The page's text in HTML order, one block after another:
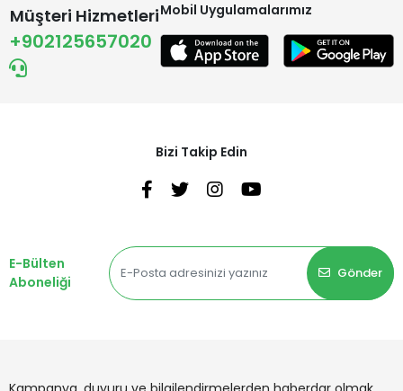
Müşteri Hizmetleri
+902125657020
Mobil Uygulamalarımız
Bizi Takip Edin
E-Bülten
Aboneliği
Gönder